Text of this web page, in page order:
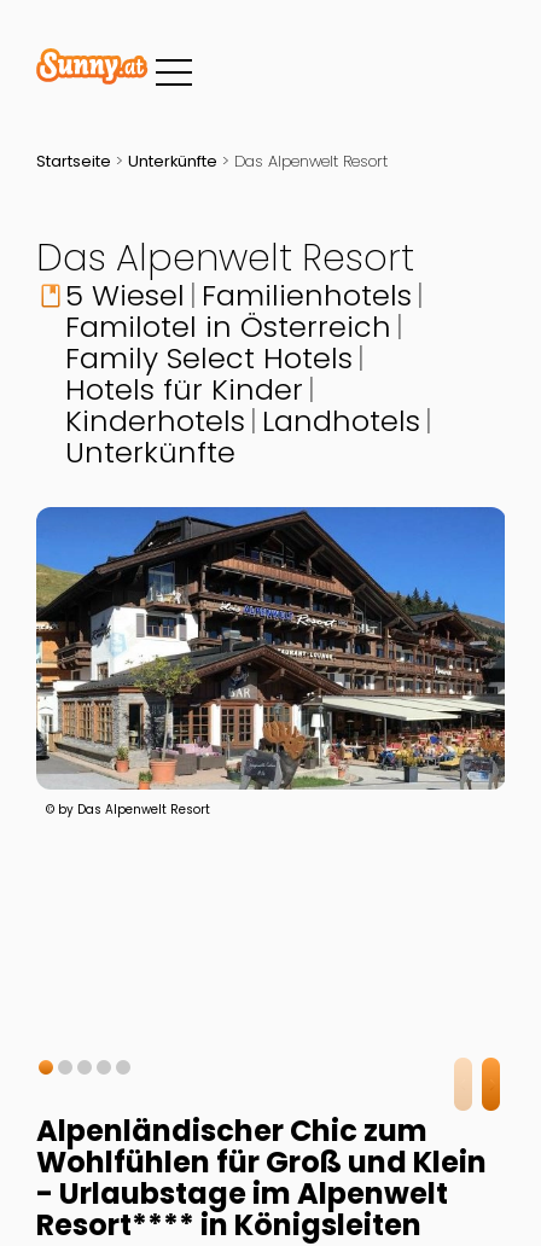
Startseite > Unterkünfte > Das Alpenwelt Resort
Das Alpenwelt Resort
book5 Wiesel Familienhotels
Familotel in Österreich
Family Select Hotels
Hotels für Kinder
Kinderhotels Landhotels
Unterkünfte
© by Das Alpenwelt Resort
Alpenländischer Chic zum
Wohlfühlen für Groß und Klein
- Urlaubstage im Alpenwelt
Resort**** in Königsleiten